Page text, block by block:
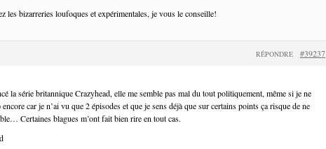
les bizarreries loufoques et expérimentales, je vous le conseille!
#39237
RÉPONDRE
la série britannique Crazyhead, elle me semble pas mal du tout politiquement, même si je ne
car je n’ai vu que 2 épisodes et que je sens déjà que sur certains points ça risque de ne
Certaines blagues m’ont fait bien rire en tout cas.